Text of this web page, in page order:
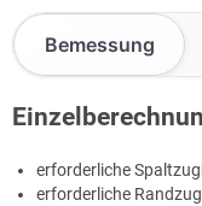
Bemessung
erforderliche
erforderliche